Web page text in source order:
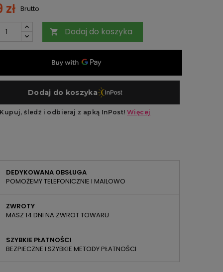
zł Brutto
 Dodaj do koszyka
DEDYKOWANA OBSŁUGA
POMOŻEMY TELEFONICZNIE I MAILOWO
ZWROTY
MASZ 14 DNI NA ZWROT TOWARU
SZYBKIE PŁATNOŚCI
BEZPIECZNE I SZYBKIE METODY PŁATNOŚCI